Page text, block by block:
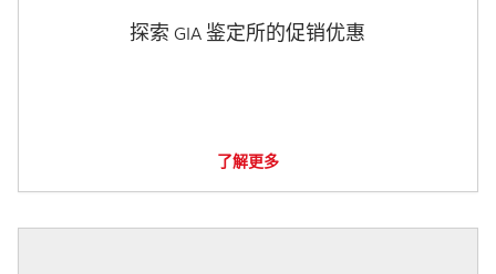
探索 GIA 鉴定所的促销优惠
了解更多